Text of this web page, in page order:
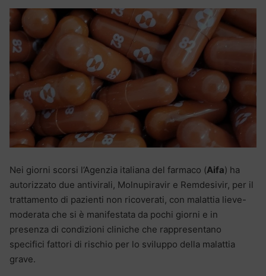
Nei giorni scorsi l’Agenzia italiana del farmaco (Aifa) ha
autorizzato due antivirali, Molnupiravir e Remdesivir, per il
trattamento di pazienti non ricoverati, con malattia lieve-
moderata che si è manifestata da pochi giorni e in
presenza di condizioni cliniche che rappresentano
specifici fattori di rischio per lo sviluppo della malattia
grave.